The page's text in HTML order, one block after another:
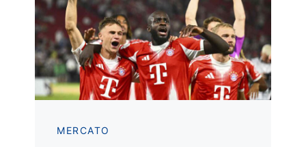
MERCATO